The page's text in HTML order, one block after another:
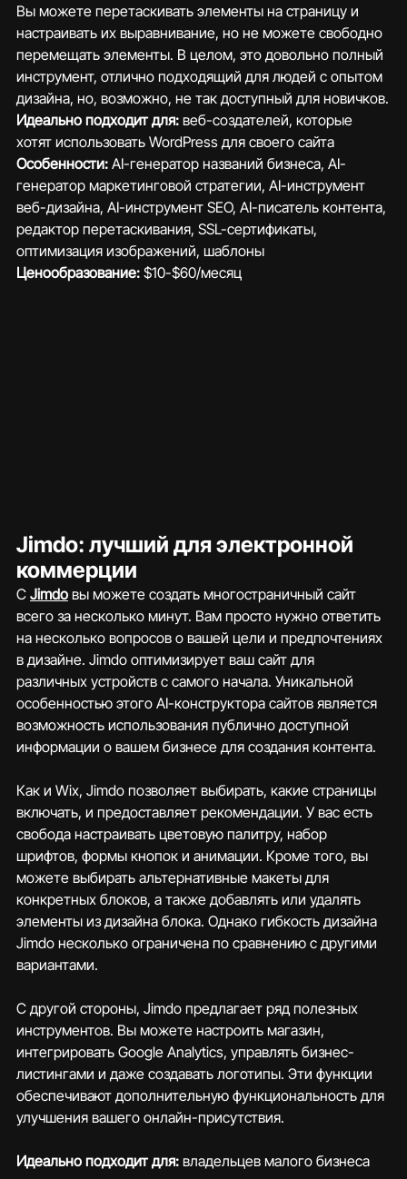
Вы можете перетаскивать элементы на страницу и
настраивать их выравнивание, но не можете свободно
перемещать элементы. В целом, это довольно полный
инструмент, отлично подходящий для людей с опытом
дизайна, но, возможно, не так доступный для новичков.
Идеально подходит для: веб-создателей, которые
хотят использовать WordPress для своего сайта
Особенности: AI-генератор названий бизнеса, AI-
генератор маркетинговой стратегии, AI-инструмент
веб-дизайна, AI-инструмент SEO, AI-писатель контента,
редактор перетаскивания, SSL-сертификаты,
оптимизация изображений, шаблоны
Ценообразование: $10-$60/месяц
Jimdo: лучший для электронной
коммерции
С Jimdo вы можете создать многостраничный сайт
всего за несколько минут. Вам просто нужно ответить
на несколько вопросов о вашей цели и предпочтениях
в дизайне. Jimdo оптимизирует ваш сайт для
различных устройств с самого начала. Уникальной
особенностью этого AI-конструктора сайтов является
возможность использования публично доступной
информации о вашем бизнесе для создания контента.
Как и Wix, Jimdo позволяет выбирать, какие страницы
включать, и предоставляет рекомендации. У вас есть
свобода настраивать цветовую палитру, набор
шрифтов, формы кнопок и анимации. Кроме того, вы
можете выбирать альтернативные макеты для
конкретных блоков, а также добавлять или удалять
элементы из дизайна блока. Однако гибкость дизайна
Jimdo несколько ограничена по сравнению с другими
вариантами.
С другой стороны, Jimdo предлагает ряд полезных
инструментов. Вы можете настроить магазин,
интегрировать Google Analytics, управлять бизнес-
листингами и даже создавать логотипы. Эти функции
обеспечивают дополнительную функциональность для
улучшения вашего онлайн-присутствия.
Идеально подходит для: владельцев малого бизнеса